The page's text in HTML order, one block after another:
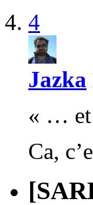
4
Jazka
« … et
Ca,